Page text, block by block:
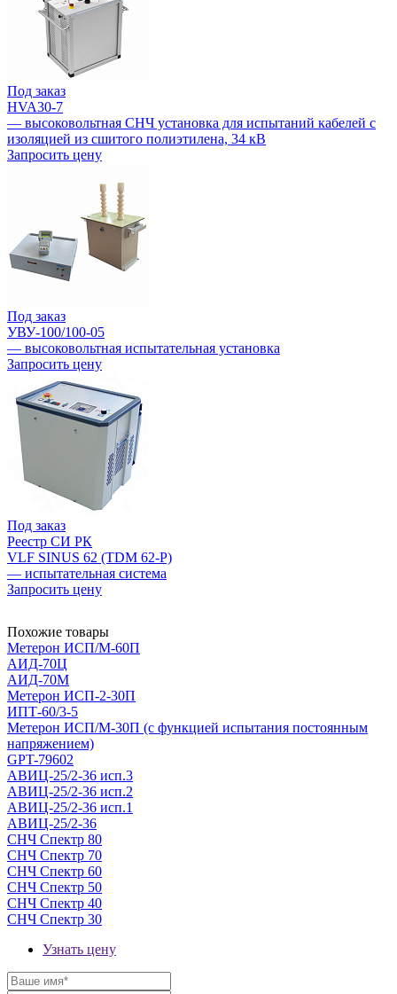
Под заказ
HVA30-7
— высоковольтная СНЧ установка для испытаний кабелей с
изоляцией из сшитого полиэтилена, 34 кВ
Запросить цену
Под заказ
УВУ-100/100-05
— высоковольтная испытательная установка
Запросить цену
Под заказ
Реестр СИ РК
VLF SINUS 62 (TDM 62-P)
— испытательная система
Запросить цену
Похожие товары
Метерон ИСП/М-60П
АИД-70Ц
АИД-70М
Метерон ИСП-2-30П
ИПТ-60/3-5
Метерон ИСП/М-30П (с функцией испытания постоянным
напряжением)
GPT-79602
АВИЦ-25/2-36 исп.3
АВИЦ-25/2-36 исп.2
АВИЦ-25/2-36 исп.1
АВИЦ-25/2-36
СНЧ Спектр 80
СНЧ Спектр 70
СНЧ Спектр 60
СНЧ Спектр 50
СНЧ Спектр 40
СНЧ Спектр 30
Узнать цену